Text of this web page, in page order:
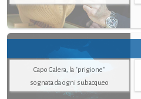
Capo Galera, la "prigione"
sognata da ogni subacqueo